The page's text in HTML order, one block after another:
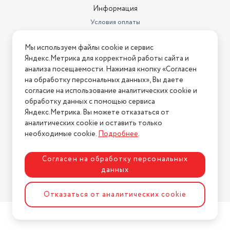
Информация
Условия оплаты
Условия возврата
Нашли ошибку на сайте? Напишите нам
2026 © Интернет-магазин "АстМаркет". У нас есть всё!
Политика конфиденциальности
Разработка сайтаASTDESIGN
Мы используем файлы cookie и сервис
Яндекс.Метрика для корректной работы сайта и
анализа посещаемости. Нажимая кнопку «Согласен
на обработку персональных данных», Вы даете
согласие на использование аналитических cookie и
обработку данных с помощью сервиса
Яндекс.Метрика. Вы можете отказаться от
аналитических cookie и оставить только
необходимые cookie.Подробнее.
Согласен на обработку персональных
данных
Отказаться от аналитических cookie